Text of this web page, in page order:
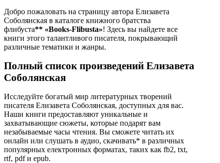
Добро пожаловать на страницу автора Елизавета
Соболянская в каталоге книжного братства
флибуста** «Books-Flibusta»! Здесь вы найдете все
книги этого талантливого писателя, покрывающий
различные тематики и жанры.
Полный список произведений Елизавета
Соболянская
Исследуйте богатый мир литературных творений
писателя Елизавета Соболянская, доступных для вас.
Наши книги предоставляют уникальные и
захватывающие сюжеты, которые подарят вам
незабываемые часы чтения. Вы сможете читать их
онлайн или слушать в аудио, скачивать* в различных
популярных електронных форматах, таких как fb2, txt,
rtf, pdf и epub.